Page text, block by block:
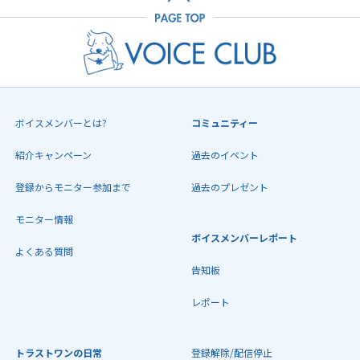
ボイスメンバーとは?
紹介キャンペーン
登録からモニター参加まで
モニター情報
よくある質問
コミュニティー
過去のイベント
過去のプレゼント
ボイスメンバーレポート
告知板
レポート
トラストワンの日常 登録解除/配信停止